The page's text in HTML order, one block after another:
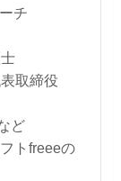
チ
取締役
ど
トfreeeの